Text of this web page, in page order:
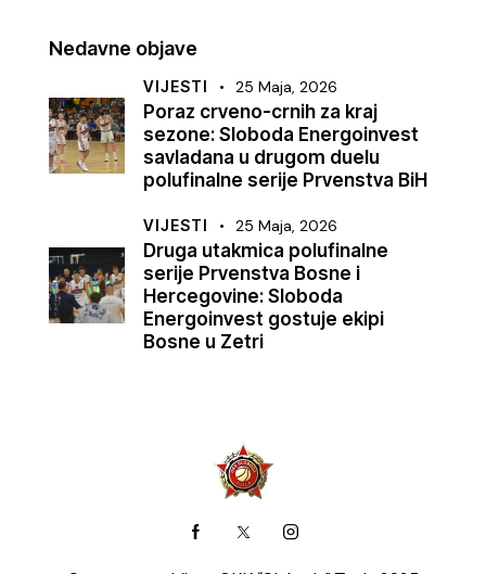
Nedavne objave
VIJESTI 25 Maja, 2026
Poraz crveno-crnih za kraj
sezone: Sloboda Energoinvest
savladana u drugom duelu
polufinalne serije Prvenstva BiH
VIJESTI 25 Maja, 2026
Druga utakmica polufinalne
serije Prvenstva Bosne i
Hercegovine: Sloboda
Energoinvest gostuje ekipi
Bosne u Zetri